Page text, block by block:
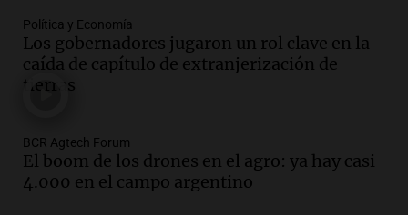
Audio.Ahyre estuvo en el Estudio
Federal Sancor Seguros y adelantó su
nuevo tema a Cadena 3 Rosario.
Viva la Radio Rosario
Cristo Redentor por acumulación de
nieve se extiende a 22 días
Panorama Federal
Política y Economía
Los gobernadores jugaron un rol clave en la
caída de capítulo de extranjerización de
tierras
BCR Agtech Forum
El boom de los drones en el agro: ya hay casi
4.000 en el campo argentino